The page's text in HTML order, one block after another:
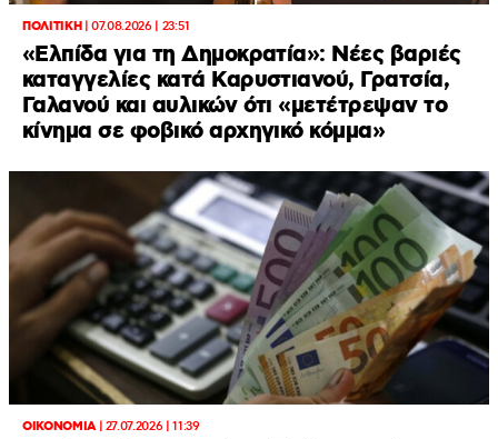
ΠΟΛΙΤΙΚΗ|07.08.2026 | 23:51
«Ελπίδα για τη Δημοκρατία»: Νέες βαριές
καταγγελίες κατά Καρυστιανού, Γρατσία,
Γαλανού και αυλικών ότι «μετέτρεψαν το
κίνημα σε φοβικό αρχηγικό κόμμα»
ΟΙΚΟΝΟΜΙΑ| 27.07.2026 | 11:39